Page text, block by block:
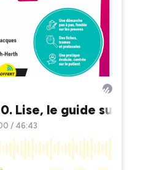
Lise, le guide sur la
/ 46:43